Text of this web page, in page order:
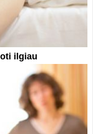
ilgiau